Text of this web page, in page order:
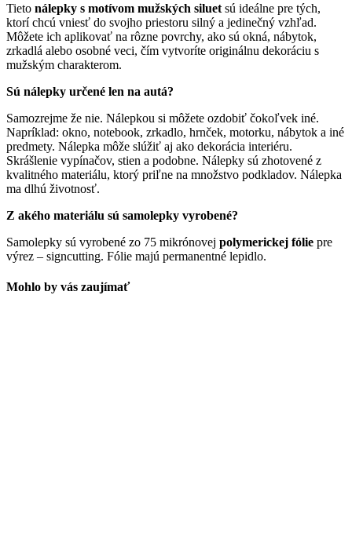
Tieto nálepky s motívom mužských siluet sú ideálne pre tých,
ktorí chcú vniesť do svojho priestoru silný a jedinečný vzhľad.
Môžete ich aplikovať na rôzne povrchy, ako sú okná, nábytok,
zrkadlá alebo osobné veci, čím vytvoríte originálnu dekoráciu s
mužským charakterom.
Sú nálepky určené len na autá?
Samozrejme že nie. Nálepkou si môžete ozdobiť čokoľvek iné.
Napríklad: okno, notebook, zrkadlo, hrnček, motorku, nábytok a iné
predmety. Nálepka môže slúžiť aj ako dekorácia interiéru.
Skrášlenie vypínačov, stien a podobne. Nálepky sú zhotovené z
kvalitného materiálu, ktorý priľne na množstvo podkladov. Nálepka
ma dlhú životnosť.
Z akého materiálu sú samolepky vyrobené?
Samolepky sú vyrobené zo 75 mikrónovej polymerickej fólie pre
výrez – signcutting. Fólie majú permanentné lepidlo.
Mohlo by vás zaujímať